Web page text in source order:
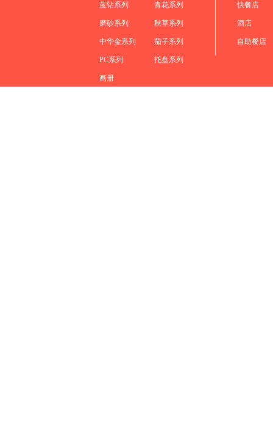
蓝钻系列 青花系列
磨砂系列 秋草系列
中华金系列 茄子系列
PC系列 托盘系列
画册
快餐店
酒店
自助餐店